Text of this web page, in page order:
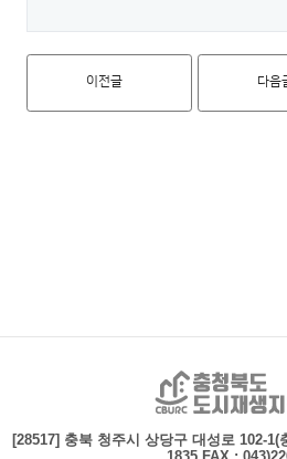
이전글 다음
[28517] 충북 청주시 상당구 대성로 102-1(